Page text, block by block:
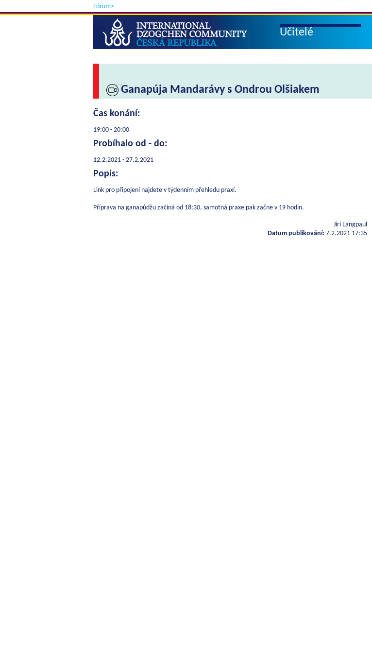
Fórum>
Učitelé
Ganapúja Mandarávy s Ondrou Olšiakem
Čas konání:
19:00 - 20:00
Probíhalo od - do:
12.2.2021 - 27.2.2021
Popis:
Link pro připojení najdete v týdenním přehledu praxí.
Příprava na ganapůdžu začíná od 18:30, samotná praxe pak začne v 19 hodin.
Jiri Langpaul
Datum publikování: 7.2.2021 17:35